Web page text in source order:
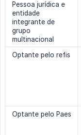
Pessoa jurídica e
entidade
integrante de
grupo
multinacional
Optante pelo refis
Optante pelo Paes